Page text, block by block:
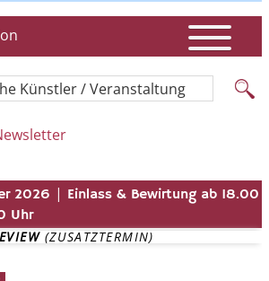
Künstler / Veranstaltung
2026 | Einlass & Bewirtung ab 18.00
Uhr
(ZUSATZTERMIN)